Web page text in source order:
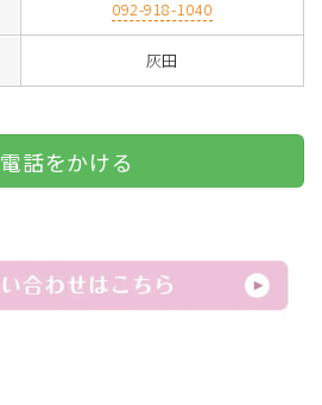
092-918-1040
灰田
電話をかける